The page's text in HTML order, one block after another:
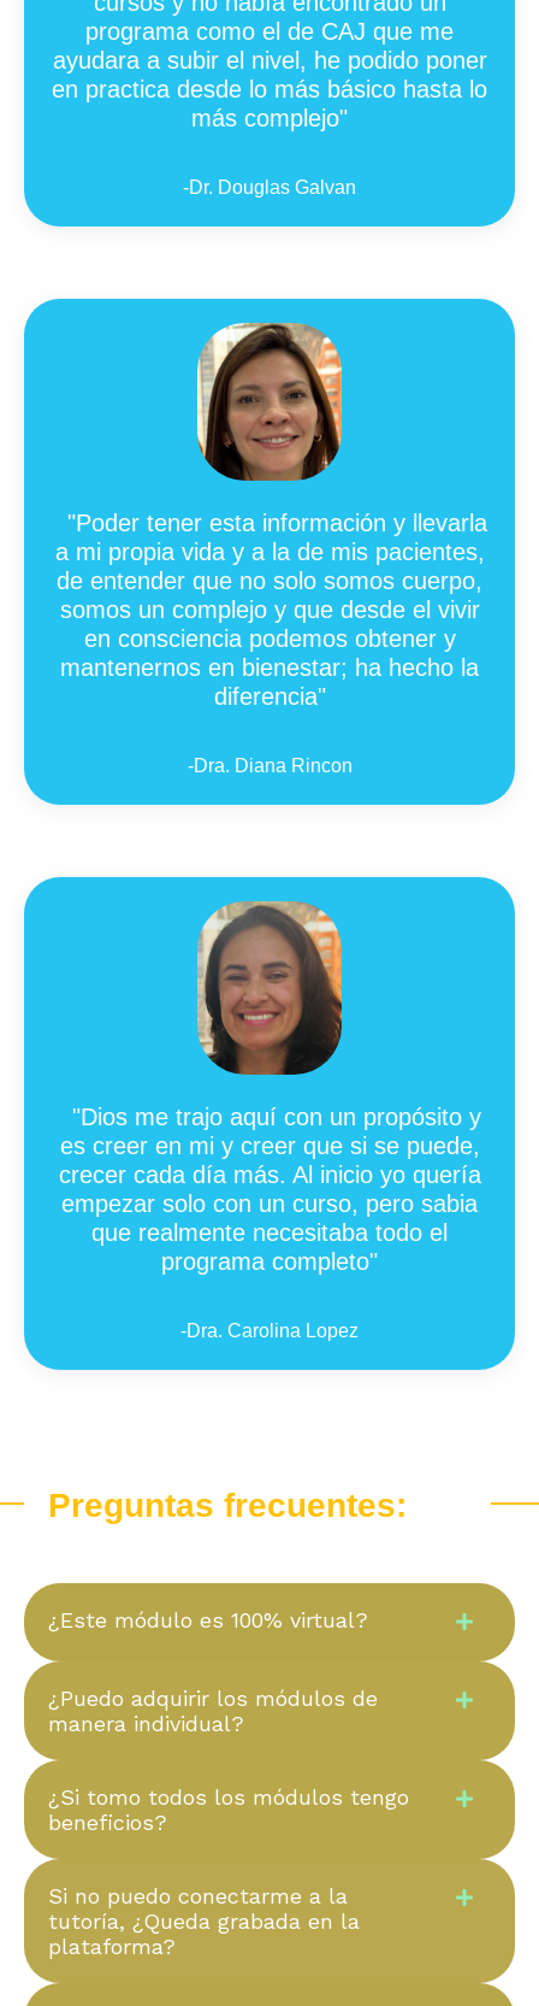
programa como el de CAJ que me
ayudara a subir el nivel, he podido poner
en practica desde lo más básico hasta lo
más complejo"
-Dr. Douglas Galvan
"Poder tener esta información y llevarla
a mi propia vida y a la de mis pacientes,
de entender que no solo somos cuerpo,
somos un complejo y que desde el vivir
en consciencia podemos obtener y
mantenernos en bienestar; ha hecho la
diferencia"
-Dra. Diana Rincon
"Dios me trajo aquí con un propósito y
es creer en mi y creer que si se puede,
crecer cada día más. Al inicio yo quería
empezar solo con un curso, pero sabia
que realmente necesitaba todo el
programa completo"
-Dra. Carolina Lopez
Preguntas frecuentes:
¿Este módulo es 100% virtual?
¿Puedo adquirir los módulos de
manera individual?
¿Si tomo todos los módulos tengo
beneficios?
Si no puedo conectarme a la
tutoría, ¿Queda grabada en la
plataforma?